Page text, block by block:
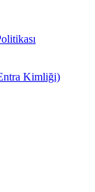
Kimliği)